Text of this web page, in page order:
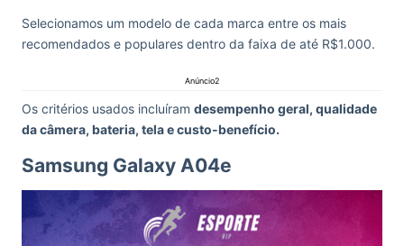
Selecionamos um modelo de cada marca entre os mais
recomendados e populares dentro da faixa de até R$1.000.
Anúncio2
Os critérios usados incluíram desempenho geral, qualidade
da câmera, bateria, tela e custo-benefício.
Samsung Galaxy A04e